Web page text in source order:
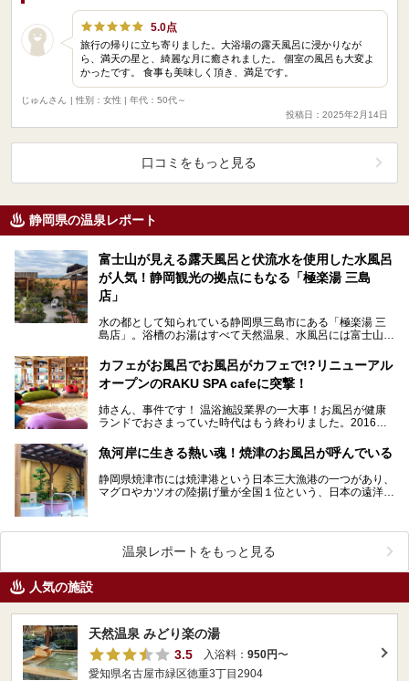
5.0点
旅行の帰りに立ち寄りました。大浴場の露天風呂に浸かりなが
ら、満天の星と、綺麗な月に癒されました。 個室の風呂も大変よ
かったです。 食事も美味しく頂き、満足です。
じゅんさん
| 性別：女性 | 年代：50代～
投稿日：2025年2月14日
口コミをもっと見る
静岡県の温泉レポート
富士山が見える露天風呂と伏流水を使用した水風呂
が人気！静岡観光の拠点にもなる「極楽湯 三島
店」
水の都として知られている静岡県三島市にある「極楽湯 三
島店」。浴槽のお湯はすべて天然温泉、水風呂には富士山の
カフェがお風呂でお風呂がカフェで!?リニューアル
オープンのRAKU SPA cafeに突撃！
姉さん、事件です！ 温浴施設業界の一大事！お風呂が健康
ランドでおさまっていた時代はもう終わりました。2016年8
魚河岸に生きる熱い魂！焼津のお風呂が呼んでいる
静岡県焼津市には焼津港という日本三大漁港の一つがあり、
マグロやカツオの陸揚げ量が全国１位という、日本の遠洋漁
温泉レポートをもっと見る
人気の施設
天然温泉 みどり楽の湯
3.5
入浴料： 950円〜
愛知県名古屋市緑区徳重3丁目2904